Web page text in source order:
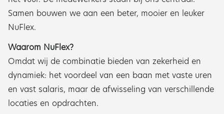
Samen bouwen we aan een beter, mooier en leuker
NuFlex.
Waarom NuFlex?
Omdat wij de combinatie bieden van zekerheid en
dynamiek: het voordeel van een baan met vaste uren
en vast salaris, maar de afwisseling van verschillende
locaties en opdrachten.